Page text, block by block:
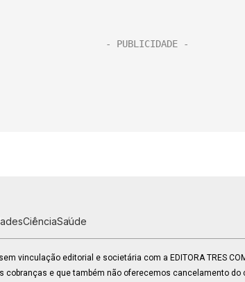
CiênciaSaúde
vinculação editorial e societária com a EDITORA TRES
e que também não oferecemos cancelamento